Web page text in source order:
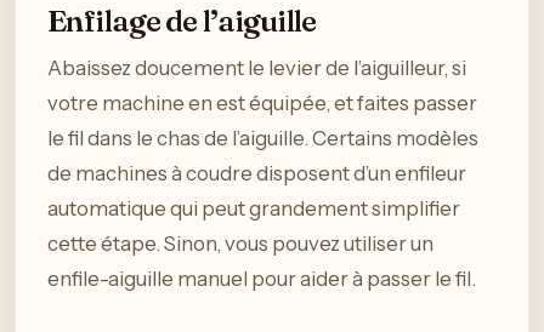
Enfilage de l’aiguille
Abaissez doucement le levier de l’aiguilleur, si
votre machine en est équipée, et faites passer
le fil dans le chas de l’aiguille. Certains modèles
de machines à coudre disposent d’un enfileur
automatique qui peut grandement simplifier
cette étape. Sinon, vous pouvez utiliser un
enfile-aiguille manuel pour aider à passer le fil.